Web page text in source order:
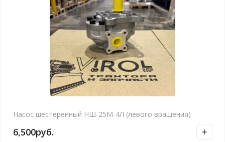
Насос шестеренный НШ-25М-4Л (левого вращения)
6,500руб.